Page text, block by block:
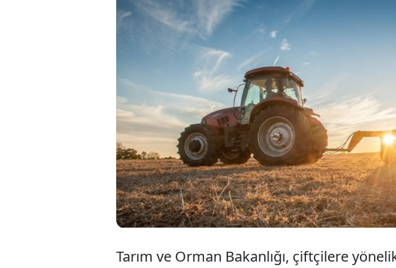
Tarım
duyurdu
Tarım ve Orman Bakanlığı, çiftçilere